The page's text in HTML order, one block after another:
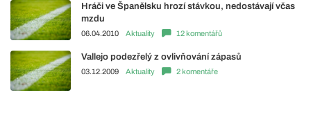
Hráči ve Španělsku hrozí stávkou, nedostávají včas
mzdu
06.04.2010 Aktuality 12 komentářů
Vallejo podezřelý z ovlivňování zápasů
03.12.2009 Aktuality 2 komentáře